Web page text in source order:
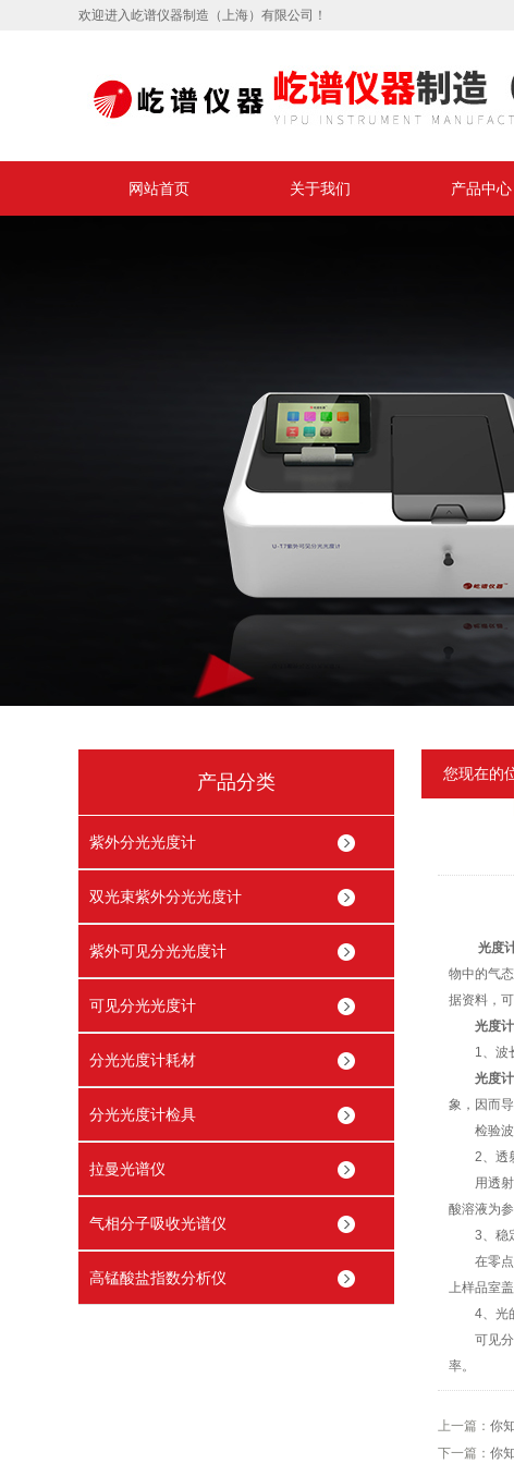
欢迎进入屹谱仪器制造（上海）有限公司！
网站首页 关于我们 产品中心
产品分类
紫外分光光度计
双光束紫外分光光度计
紫外可见分光光度计
可见分光光度计
分光光度计耗材
分光光度计检具
拉曼光谱仪
气相分子吸收光谱仪
高锰酸盐指数分析仪
您现在的
光度计
物中的气
据资料，
光度
1、波长
光度计
象，因而
检验波长
2、透射
用透射比
酸溶液为
3、稳
在零点不
上样品室
4、光
可见分光
率。
上一篇： 你
下一篇： 你